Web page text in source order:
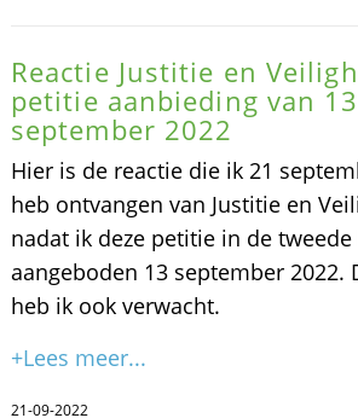
Reactie Justitie en
petitie aanbieding van 13
september 2022
Hier is de reactie die ik 21
heb ontvangen van Justitie en
nadat ik deze petitie in de
aangeboden 13 september 2022.
heb ik ook verwacht.
+Lees meer...
21-09-2022